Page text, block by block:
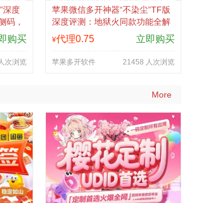
深度
码，
购买
次浏览
苹果微信多开神器“不染尘”TF版
深度评测：地狱火同款功能全解
析，认准拍拍卡激活码商城正版
直购
¥代理0.75 立即购买
苹果多开软件 21458 人次浏览
More